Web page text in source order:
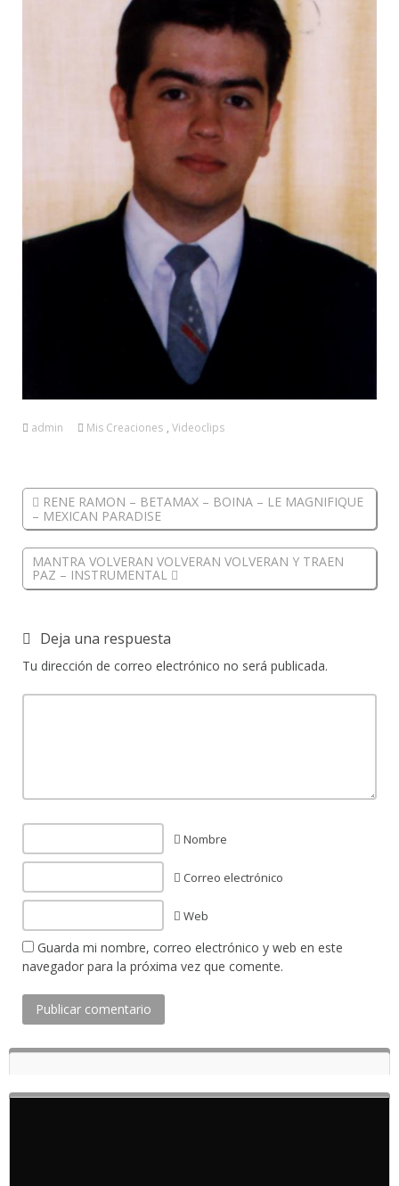
admin Mis Creaciones , Videoclips
RENE RAMON – BETAMAX – BOINA – LE MAGNIFIQUE
– MEXICAN PARADISE
MANTRA VOLVERAN VOLVERAN VOLVERAN Y TRAEN
PAZ – INSTRUMENTAL
Deja una respuesta
Tu dirección de correo electrónico no será publicada.
Nombre
Correo electrónico
Web
Guarda mi nombre, correo electrónico y web en este
navegador para la próxima vez que comente.